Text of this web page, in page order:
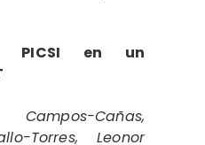
PICSI en un
Cañas,
Torres, Leonor